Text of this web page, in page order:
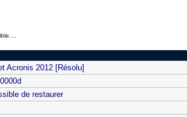
Acronis 2012 [Résolu]
de restaurer